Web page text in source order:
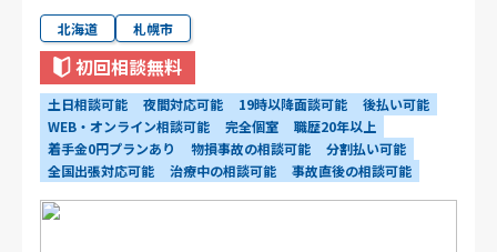
北海道 札幌市
初回相談無料
土日相談可能 夜間対応可能 19時以降面談可能
後払い可能
WEB・オンライン相談可能
完全個室
職歴20年以上
着手金0円プランあり
物損事故の相談可能
分割払い可能
全国出張対応可能
治療中の相談可能 事故直後の相談可能